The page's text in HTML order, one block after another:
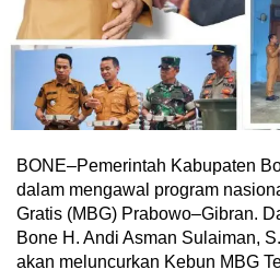
BONE–Pemerintah Kabupaten
dalam mengawal program
Gratis (MBG) Prabowo–Gibran.
Bone H. Andi Asman Sulaiman,
akan meluncurkan Kebun MBG